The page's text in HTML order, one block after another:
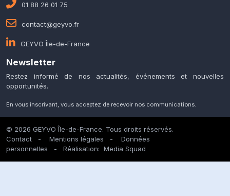
01 88 26 01 75
contact@geyvo.fr
GEYVO Île-de-France
Newsletter
Restez informé de nos actualités, événements et nouvelles
opportunités.
En vous inscrivant, vous acceptez de recevoir nos communications.
© 2026 GEYVO Île-de-France. Tous droits réservés.
Contact - Mentions légales - Données
personnelles - Réalisation: Media Squad